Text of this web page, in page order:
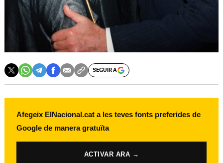
SEGUIR A
Afegeix ElNacional.cat a les teves fonts preferides de
Google de manera gratuïta
ACTIVAR ARA →